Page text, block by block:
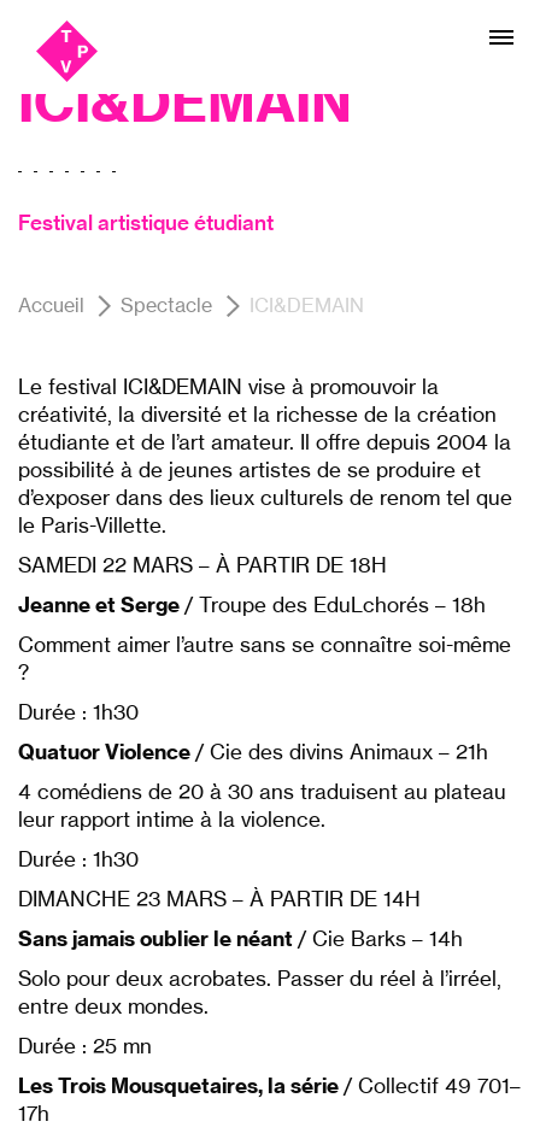
Aller
au
menu
Aller au
contenu
cirque, danse, Théâtre
ICI&DEMAIN
Festival artistique étudiant
Accueil Spectacle ICI&DEMAIN
Le festival ICI&DEMAIN vise à promouvoir la
créativité, la diversité et la richesse de la création
étudiante et de l’art amateur. Il offre depuis 2004 la
possibilité à de jeunes artistes de se produire et
d’exposer dans des lieux culturels de renom tel que
le Paris-Villette.
SAMEDI 22 MARS – À PARTIR DE 18H
Jeanne et Serge/ Troupe des EduLchorés – 18h
Comment aimer l’autre sans se connaître soi-même
?
Durée : 1h30
Quatuor Violence/ Cie des divins Animaux – 21h
4 comédiens de 20 à 30 ans traduisent au plateau
leur rapport intime à la violence.
Durée : 1h30
DIMANCHE 23 MARS – À PARTIR DE 14H
Sans jamais oublier le néant/ Cie Barks – 14h
Solo pour deux acrobates. Passer du réel à l’irréel,
entre deux mondes.
Durée : 25 mn
Les Trois Mousquetaires, la série/ Collectif 49 701–
17h